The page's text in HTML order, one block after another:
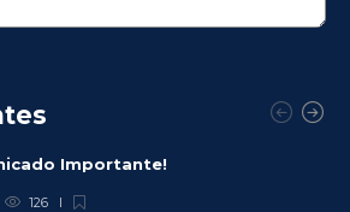
Importante!
126